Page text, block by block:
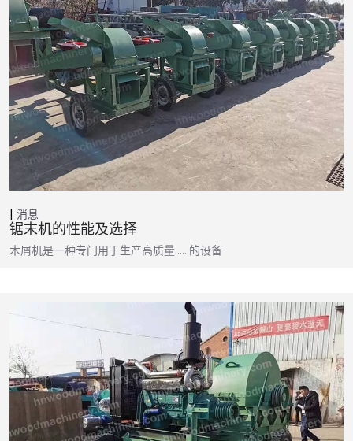
消息
锯末机的性能及选择
木屑机是一种专门用于生产高质量……的设备